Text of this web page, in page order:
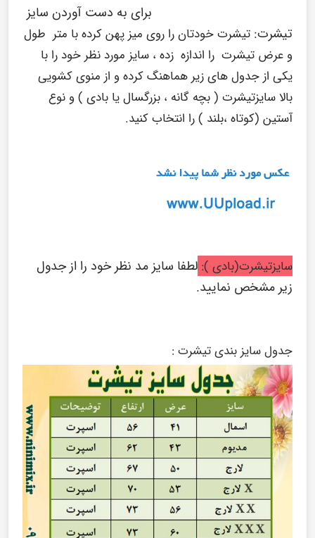
برای به دست آوردن سایز
تیشرت: تیشرت خودتان را روی میز پهن کرده با متر طول
و عرض تیشرت را اندازه زده ، سایز مورد نظر خود را با
یکی از جدول های زیر هماهنگ کرده و از منوی کشویی
بالا سایزتیشرت ( بچه گانه ، بزرگسال یا بادی ) و نوع
آستین (کوتاه ،بلند ) را انتخاب کنید.
سایزتیشرت(بادی ): لطفا سایز مد نظر خود را از جدول
زیر مشخص نمایید.
جدول سایز بندی تیشرت :